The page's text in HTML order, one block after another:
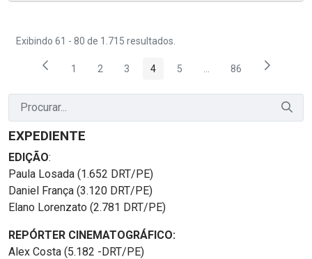
Exibindo 61 - 80 de 1.715 resultados.
Página
1 Página
2 Página
3 Página
4 Página
5 Páginas intermediárias
Página
86
EXPEDIENTE
EDIÇÃO:
Paula Losada (1.652 DRT/PE)
Daniel França (3.120 DRT/PE)
Elano Lorenzato (2.781 DRT/PE)
REPÓRTER CINEMATOGRÁFICO:
Alex Costa (5.182 -DRT/PE)